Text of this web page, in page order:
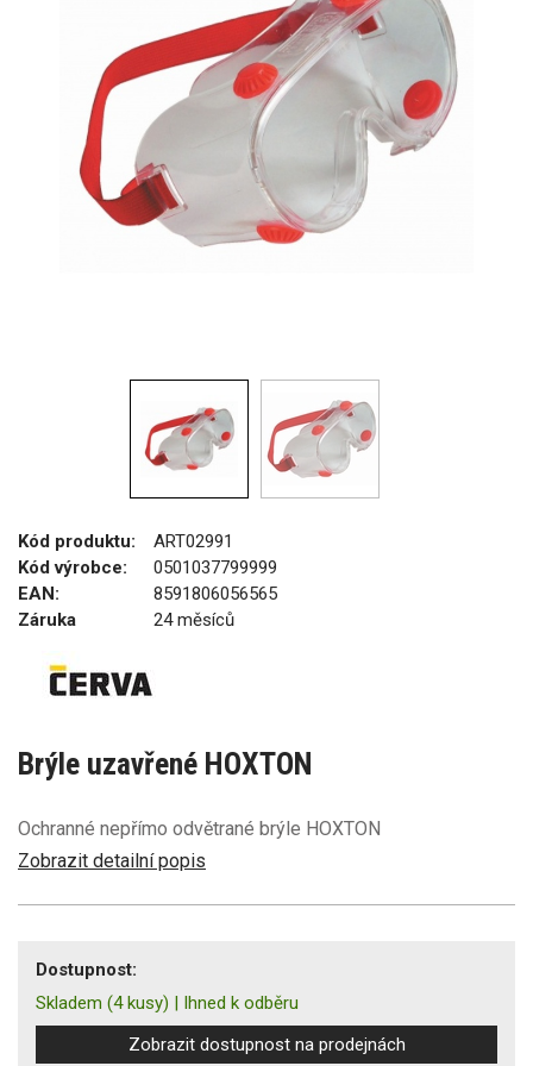
Kód produktu:
ART02991
Kód výrobce:
0501037799999
EAN:
8591806056565
Záruka
24 měsíců
Brýle uzavřené HOXTON
Ochranné nepřímo odvětrané brýle HOXTON
Zobrazit detailní popis
Dostupnost:
Skladem (4 kusy) | Ihned k odběru
Zobrazit dostupnost na prodejnách